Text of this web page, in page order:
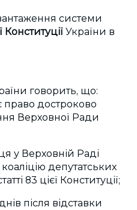
системи
України в
говорить, що:
достроково
Верховної Ради
у Верховній Раді
депутатських
83 цієї Конституції;
після відставки